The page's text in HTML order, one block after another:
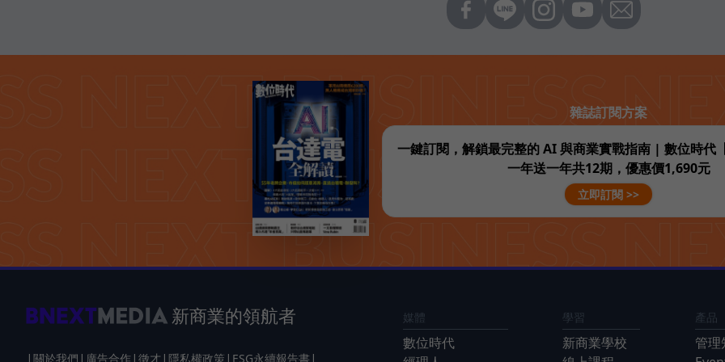
雜誌訂閱方案
一鍵訂閱，解鎖最完整的 AI 與商業實戰指南 | 數位時代
一年送一年共12期，優惠價1,690元
立即訂閱 >>
新商業的領航者
關於我們 廣告合作 徵才 隱私權政策 ESG永續報告書
媒體
數位時代
學習
新商業學校
產品
管理